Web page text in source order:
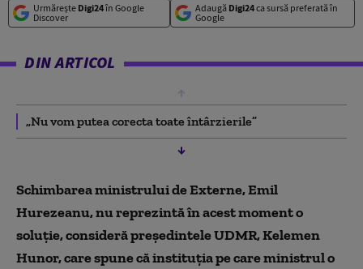
Urmărește Digi24în Google
Discover
Adaugă Digi24ca sursă preferată în
Google
DIN ARTICOL
„Nu vom putea corecta toate întârzierile”
Schimbarea ministrului de Externe, Emil
Hurezeanu, nu reprezintă în acest moment o
soluţie, consideră preşedintele UDMR, Kelemen
Hunor, care spune că instituţia pe care ministrul o